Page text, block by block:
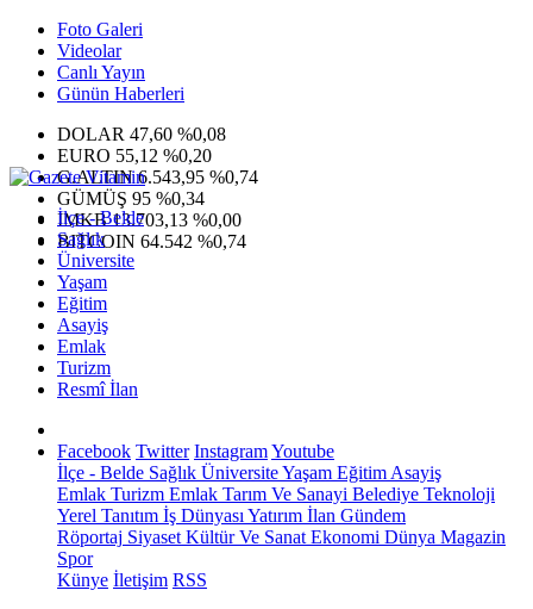
Foto Galeri
Videolar
Canlı Yayın
Günün Haberleri
DOLAR 47,60 %0,08
EURO 55,12 %0,20
G.ALTIN6.543,95 %0,74
GÜMÜŞ 95 %0,34
IMKB13.703,13 %0,00
BITCOIN 64.542 %0,74
İlçe - Belde
Sağlık
Üniversite
Yaşam
Eğitim
Asayiş
Emlak
Turizm
Resmî İlan
Facebook Twitter InstagramYoutube
İlçe - Belde Sağlık ÜniversiteYaşam Eğitim Asayiş
Emlak Turizm Emlak Tarım Ve Sanayi Belediye Teknoloji
Yerel Tanıtım İş Dünyası Yatırım İlan Gündem
Röportaj Siyaset Kültür Ve Sanat Ekonomi Dünya Magazin
Spor
Künye İletişim RSS